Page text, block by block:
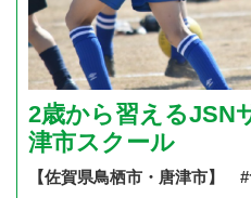
2歳から習える
津市スクール
【佐賀県鳥栖市・唐津市】